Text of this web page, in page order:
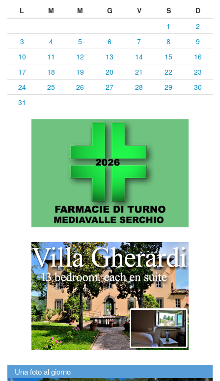
L
M M G V S
D
1
2
3
4 5 6 7 8
9
10
11 12 13 14 15
16
17
18 19 20 21 22
23
24
25 26 27 28 29
30
31
Una foto al giorno